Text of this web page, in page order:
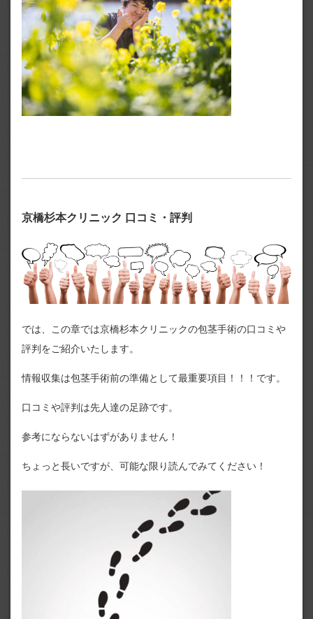
京橋杉本クリニック 口コミ・評判
では、この章では京橋杉本クリニックの包茎手術の口コミや
評判をご紹介いたします。
情報収集は包茎手術前の準備として最重要項目！！！です。
口コミや評判は先人達の足跡です。
参考にならないはずがありません！
ちょっと長いですが、可能な限り読んでみてください！